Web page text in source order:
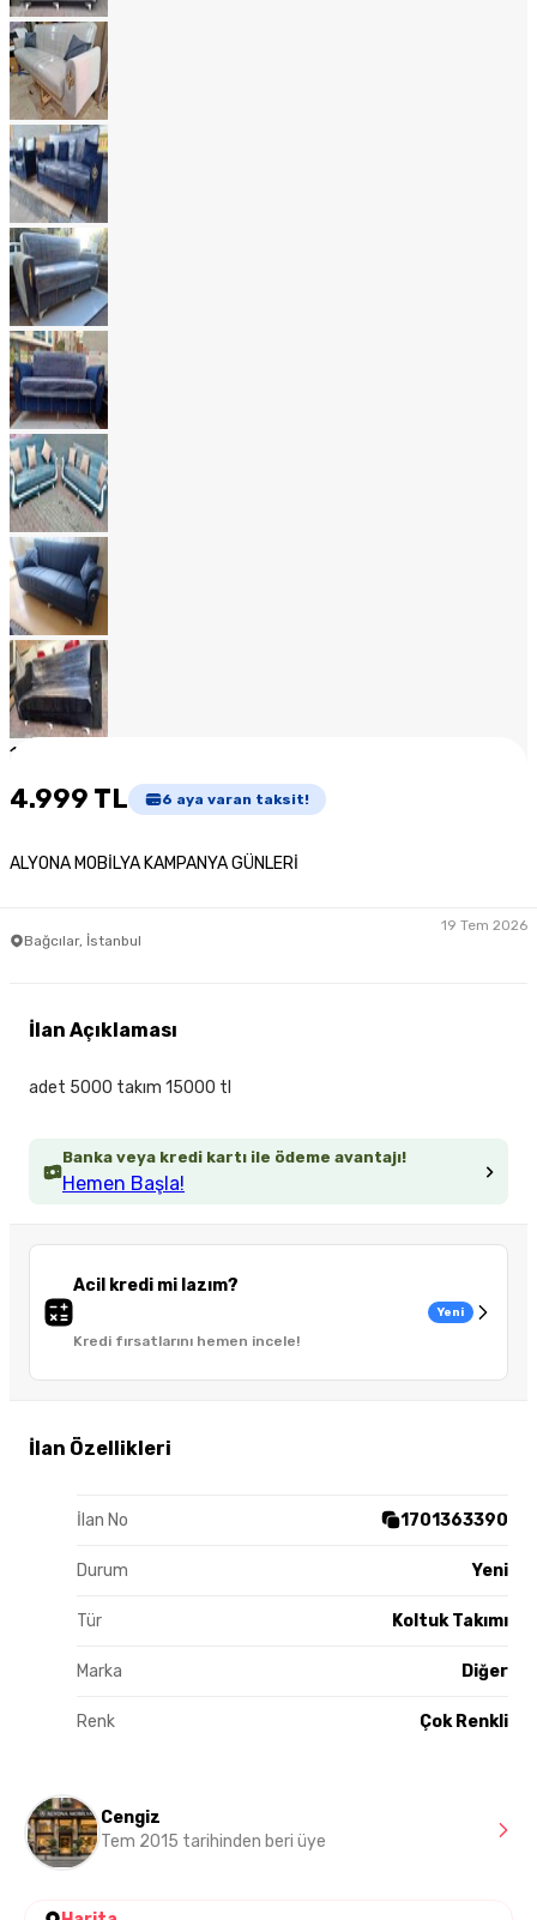
1
4.999 TL 6 aya varan taksit!
ALYONA MOBİLYA KAMPANYA GÜNLERİ
Bağcılar, İstanbul
19 Tem 2026
Banka veya kredi kartı ile ödeme avantajı!
Hemen Başla!
Acil kredi mi lazım?
Kredi fırsatlarını hemen incele!
Yeni
İlan Özellikleri
İlan No 1701363390
Durum Yeni
Tür Koltuk Takımı
Marka Diğer
Renk Çok Renkli
İlan Açıklaması
adet 5000 takım 15000 tl
Cengiz
Tem 2015 tarihinden beri üye